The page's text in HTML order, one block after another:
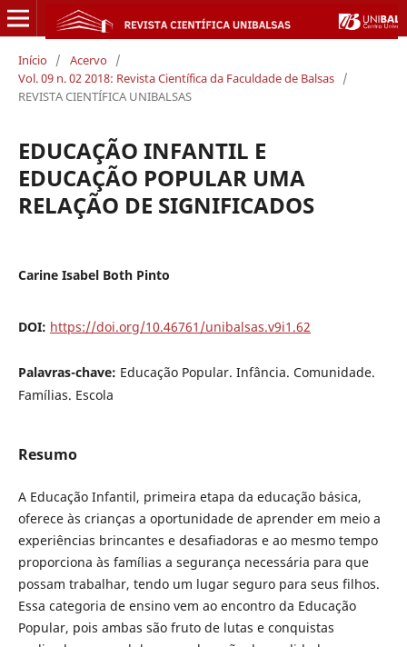
Início / Acervo /
Vol. 09 n. 02 2018: Revista Científica da Faculdade de Balsas /
REVISTA CIENTÍFICA UNIBALSAS
EDUCAÇÃO INFANTIL E
EDUCAÇÃO POPULAR UMA
RELAÇÃO DE SIGNIFICADOS
Carine Isabel Both Pinto
DOI: https://doi.org/10.46761/unibalsas.v9i1.62
Palavras-chave: Educação Popular. Infância. Comunidade.
Famílias. Escola
Resumo
A Educação Infantil, primeira etapa da educação básica,
oferece às crianças a oportunidade de aprender em meio a
experiências brincantes e desafiadoras e ao mesmo tempo
proporciona às famílias a segurança necessária para que
possam trabalhar, tendo um lugar seguro para seus filhos.
Essa categoria de ensino vem ao encontro da Educação
Popular, pois ambas são fruto de lutas e conquistas